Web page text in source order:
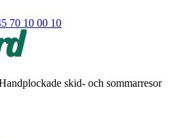
70 10 00 10
skid- och sommarresor